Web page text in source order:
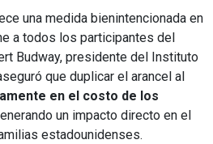
una medida bienintencionada en
a todos los participantes del
Budway, presidente del Instituto
que duplicar el arancel al
en el costo de los
un impacto directo en el
estadounidenses.